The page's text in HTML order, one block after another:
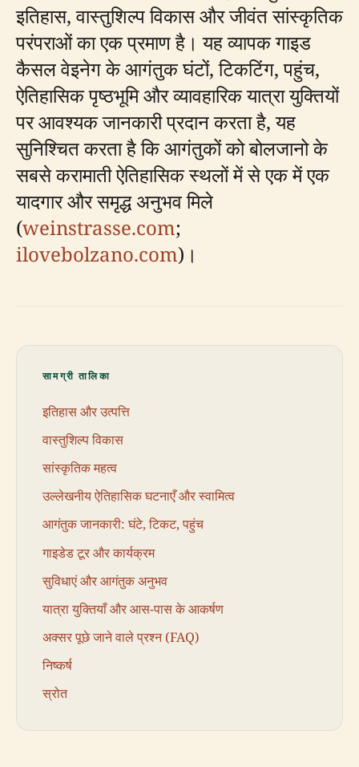
इतिहास, वास्तुशिल्प विकास और जीवंत सांस्कृतिक
परंपराओं का एक प्रमाण है। यह व्यापक गाइड
कैसल वेइनेग के आगंतुक घंटों, टिकटिंग, पहुंच,
ऐतिहासिक पृष्ठभूमि और व्यावहारिक यात्रा युक्तियों
पर आवश्यक जानकारी प्रदान करता है, यह
सुनिश्चित करता है कि आगंतुकों को बोलजानो के
सबसे करामाती ऐतिहासिक स्थलों में से एक में एक
यादगार और समृद्ध अनुभव मिले
(weinstrasse.com;
ilovebolzano.com)।
सामग्री तालिका
इतिहास और उत्पत्ति
वास्तुशिल्प विकास
सांस्कृतिक महत्व
उल्लेखनीय ऐतिहासिक घटनाएँ और स्वामित्व
आगंतुक जानकारी: घंटे, टिकट, पहुंच
गाइडेड टूर और कार्यक्रम
सुविधाएं और आगंतुक अनुभव
यात्रा युक्तियाँ और आस-पास के आकर्षण
अक्सर पूछे जाने वाले प्रश्न (FAQ)
निष्कर्ष
स्रोत